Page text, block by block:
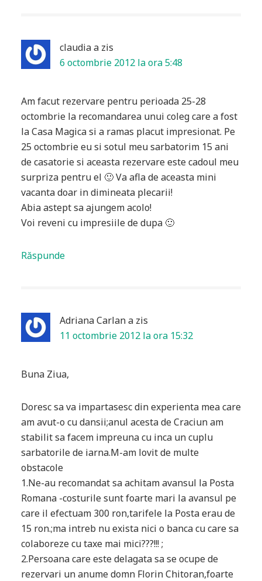
claudiaa zis
6 octombrie 2012 la ora 5:48
Am facut rezervare pentru perioada 25-28
octombrie la recomandarea unui coleg care a fost
la Casa Magica si a ramas placut impresionat. Pe
25 octombrie eu si sotul meu sarbatorim 15 ani
de casatorie si aceasta rezervare este cadoul meu
surpriza pentru el 🙂 Va afla de aceasta mini
vacanta doar in dimineata plecarii!
Abia astept sa ajungem acolo!
Voi reveni cu impresiile de dupa 🙂
Răspunde
Adriana Carlana zis
11 octombrie 2012 la ora 15:32
Buna Ziua,
Doresc sa va impartasesc din experienta mea care
am avut-o cu dansii;anul acesta de Craciun am
stabilit sa facem impreuna cu inca un cuplu
sarbatorile de iarna.M-am lovit de multe
obstacole
1.Ne-au recomandat sa achitam avansul la Posta
Romana -costurile sunt foarte mari la avansul pe
care il efectuam 300 ron,tarifele la Posta erau de
15 ron.;ma intreb nu exista nici o banca cu care sa
colaboreze cu taxe mai mici???!!! ;
2.Persoana care este delagata sa se ocupe de
rezervari un anume domn Florin Chitoran,foarte